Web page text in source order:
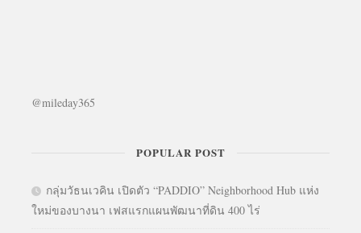
@mileday365
POPULAR POST
กลุ่มวัธนเวคิน เปิดตัว “PADDIO” Neighborhood Hub แห่ง
ใหม่ของบางนา เฟสแรกแผนพัฒนาที่ดิน 400 ไร่